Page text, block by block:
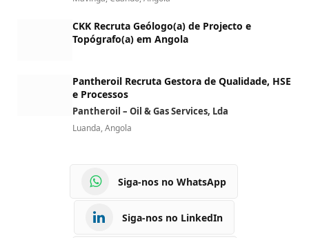
CKK Recruta Geólogo(a) de Projecto e
Topógrafo(a) em Angola
Pantheroil Recruta Gestora de Qualidade, HSE
e Processos
Pantheroil – Oil & Gas Services, Lda
Luanda, Angola
Siga-nos no WhatsApp
Siga-nos no LinkedIn